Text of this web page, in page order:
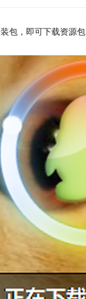
包，即可下载资源包